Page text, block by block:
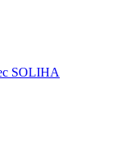
SOLIHA